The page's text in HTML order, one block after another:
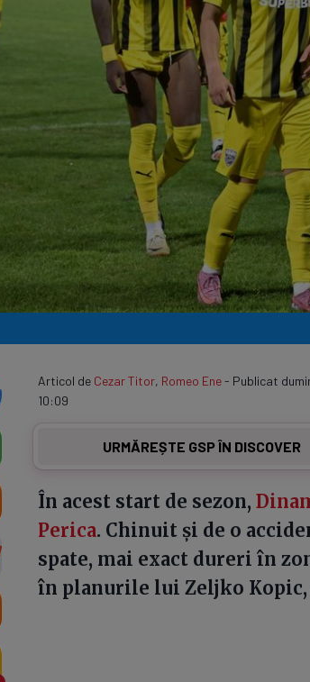
Program TV
Articol de Cezar Titor, Romeo Ene- Publicat
10:09
URMĂREȘTE GSP ÎN DISCOVER
În acest start de sezon,
Perica. Chinuit și de o
spate, mai exact dureri în
în planurile lui Zeljko